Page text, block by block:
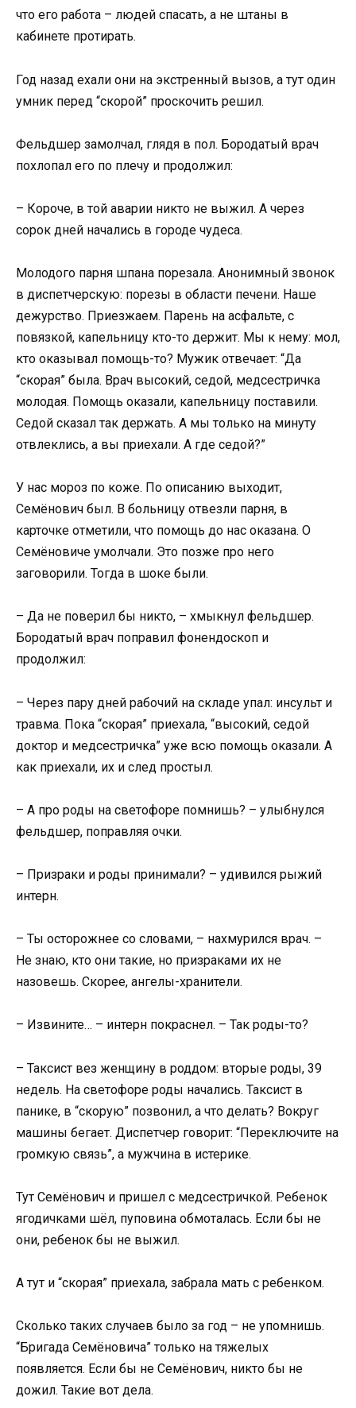
что его работа – людей спасать, а не штаны в
кабинете протирать.
Год назад ехали они на экстренный вызов, а тут один
умник перед “скорой” проскочить решил.
Фельдшер замолчал, глядя в пол. Бородатый врач
похлопал его по плечу и продолжил:
– Короче, в той аварии никто не выжил. А через
сорок дней начались в городе чудеса.
Молодого парня шпана порезала. Анонимный звонок
в диспетчерскую: порезы в области печени. Наше
дежурство. Приезжаем. Парень на асфальте, с
повязкой, капельницу кто-то держит. Мы к нему: мол,
кто оказывал помощь-то? Мужик отвечает: “Да
“скорая” была. Врач высокий, седой, медсестричка
молодая. Помощь оказали, капельницу поставили.
Седой сказал так держать. А мы только на минуту
отвлеклись, а вы приехали. А где седой?”
У нас мороз по коже. По описанию выходит,
Семёнович был. В больницу отвезли парня, в
карточке отметили, что помощь до нас оказана. О
Семёновиче умолчали. Это позже про него
заговорили. Тогда в шоке были.
– Да не поверил бы никто, – хмыкнул фельдшер.
Бородатый врач поправил фонендоскоп и
продолжил:
– Через пару дней рабочий на складе упал: инсульт и
травма. Пока “скорая” приехала, “высокий, седой
доктор и медсестричка” уже всю помощь оказали. А
как приехали, их и след простыл.
– А про роды на светофоре помнишь? – улыбнулся
фельдшер, поправляя очки.
– Призраки и роды принимали? – удивился рыжий
интерн.
– Ты осторожнее со словами, – нахмурился врач. –
Не знаю, кто они такие, но призраками их не
назовешь. Скорее, ангелы-хранители.
– Извините… – интерн покраснел. – Так роды-то?
– Таксист вез женщину в роддом: вторые роды, 39
недель. На светофоре роды начались. Таксист в
панике, в “скорую” позвонил, а что делать? Вокруг
машины бегает. Диспетчер говорит: “Переключите на
громкую связь”, а мужчина в истерике.
Тут Семёнович и пришел с медсестричкой. Ребенок
ягодичками шёл, пуповина обмоталась. Если бы не
они, ребенок бы не выжил.
А тут и “скорая” приехала, забрала мать с ребенком.
Сколько таких случаев было за год – не упомнишь.
“Бригада Семёновича” только на тяжелых
появляется. Если бы не Семёнович, никто бы не
дожил. Такие вот дела.